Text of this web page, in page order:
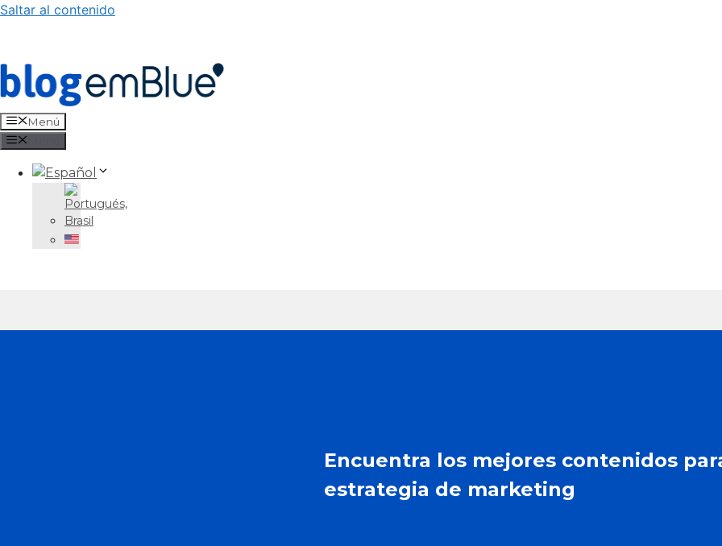
Saltar al contenido
Menú
Encuentra los mejores contenidos
estrategia de marketing